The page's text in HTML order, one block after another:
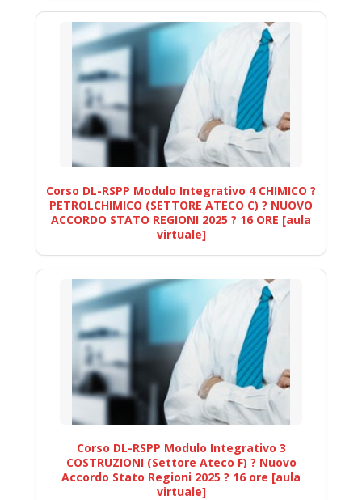
Corso DL-RSPP Modulo Integrativo 4 CHIMICO ?
PETROLCHIMICO (SETTORE ATECO C) ? NUOVO
ACCORDO STATO REGIONI 2025 ? 16 ORE [aula
virtuale]
Corso DL-RSPP Modulo Integrativo 3
COSTRUZIONI (Settore Ateco F) ? Nuovo
Accordo Stato Regioni 2025 ? 16 ore [aula
virtuale]